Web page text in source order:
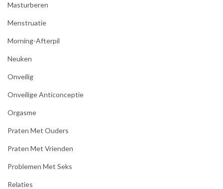
Masturberen
Menstruatie
Morning-Afterpil
Neuken
Onveilig
Onveilige Anticonceptie
Orgasme
Praten Met Ouders
Praten Met Vrienden
Problemen Met Seks
Relaties